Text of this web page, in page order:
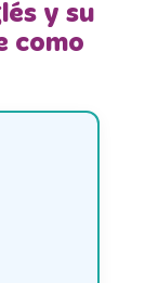
y su
como